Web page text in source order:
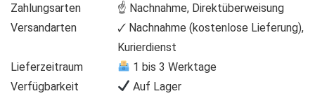
Zahlungsarten
☝ Nachnahme, Direktüberweisung
Versandarten
🗸 Nachnahme (kostenlose Lieferung),
Kurierdienst
Lieferzeitraum
1 bis 3 Werktage
Verfügbarkeit
Auf Lager